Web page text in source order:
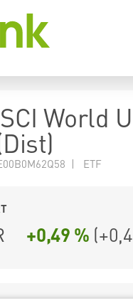
World
| ETF
+0,49 % (